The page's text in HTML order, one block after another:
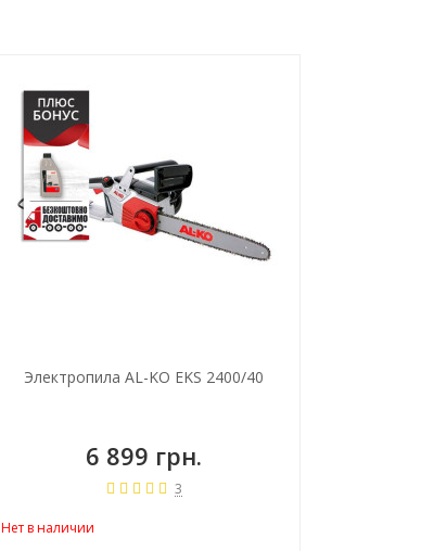
Электропила AL-KO EKS 2400/40
6 899 грн.
3
Нет в наличии